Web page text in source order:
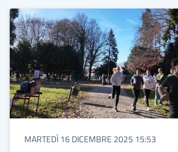
MARTEDÌ 16 DICEMBRE 2025 15:53